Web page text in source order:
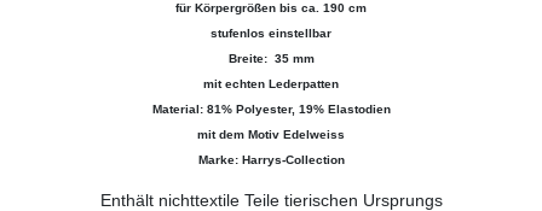
für Körpergrößen bis ca. 190 cm
stufenlos einstellbar
Breite: 35 mm
mit echten Lederpatten
Material: 81% Polyester, 19% Elastodien
mit dem Motiv Edelweiss
​Marke: Harrys-Collection
Enthält nichttextile Teile tierischen Ursprungs